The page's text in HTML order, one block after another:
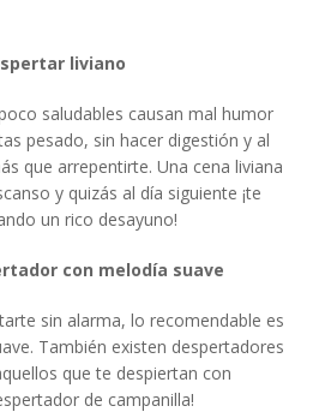
liviano
saludables causan mal humor
pesado, sin hacer digestión y al
que arrepentirte. Una cena liviana
y quizás al día siguiente ¡te
un rico desayuno!
con melodía suave
sin alarma, lo recomendable es
También existen despertadores
que te despiertan con
de campanilla!